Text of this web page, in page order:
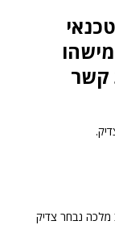
קשר
מלכה נבחר צדיק